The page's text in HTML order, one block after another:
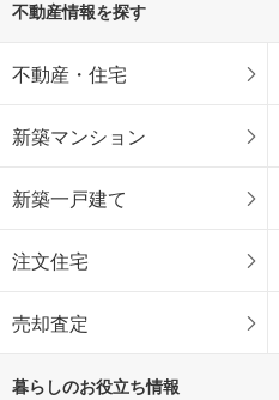
不動産情報を探す
不動産・住宅
新築マンション
新築一戸建て
注文住宅
売却査定
暮らしのお役立ち情報